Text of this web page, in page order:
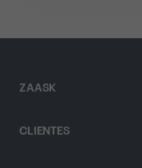
ZAASK
CLIENTES